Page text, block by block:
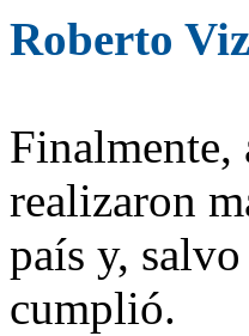
Roberto
Finalmente,
realizaron
país y,
cumplió.